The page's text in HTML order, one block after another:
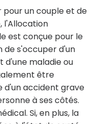
pour un couple et de
l'Allocation
est conçue pour le
de s'occuper d'un
d'une maladie ou
être
d'un accident grave
à ses côtés.
Si, en plus, la